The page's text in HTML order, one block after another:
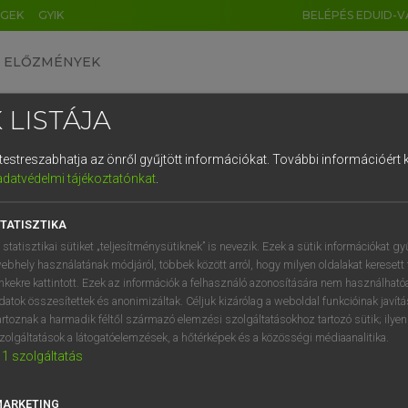
GYIK BELÉPÉS EDUID-
ELŐZMÉNYEK
egyetemes nagyszótár
VAN ELŐFIZETÉSED?
megtekintéséhez.
LISTÁJA
az önről gyűjtött információkat. További információért
tájékoztatónkat.
statisztikai sütiket „teljesítménysütiknek” is nevezik. Ezek a sütik információkat
használatának módjáról, többek között arról, hogy milyen oldalakat keresett
kattintott. Ezek az információk a felhasználó azonosítására nem
összesítettek és anonimizáltak. Céljuk kizárólag a weboldal funkcióinak
a harmadik féltől származó elemzési szolgáltatásokhoz tartozó sütik;
a látogatóelemzések, a hőtérképek és a közösségi médiaanalitika.
1 szolgáltatás
DE CN FR ES IT NL
1 2 3 4 5 6 7 8 9
q w e r t z u i
a s d f g h j k l é
í y x c v b n m , .